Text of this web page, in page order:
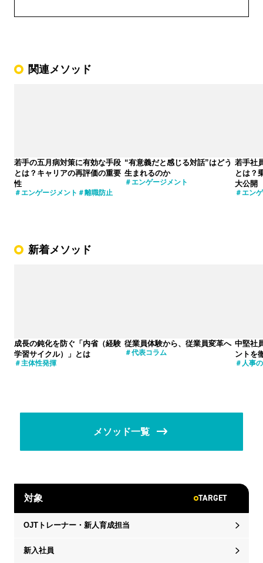
関連メソッド
若手の五月病対策に有効な手段
とは？キャリアの再評価の重要
性
エンゲージメント 離職防止
“有意義だと感じる対話”はどう
生まれるのか
エンゲージメント
若手社
とは？
大公開
エン
新着メソッド
成長の鈍化を防ぐ「内省（経験
学習サイクル）」とは
主体性発揮
従業員体験から、従業員変革へ
代表コラム
中堅社
ントを
人事
メソッド一覧
対象 TARGET
OJTトレーナー・新人育成担当
新入社員